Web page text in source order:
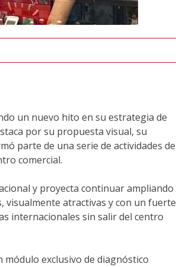
un nuevo hito en su estrategia de
por su propuesta visual, su
parte de una serie de actividades de
comercial.
y proyecta continuar ampliando
visualmente atractivas y con un fuerte
internacionales sin salir del centro
módulo exclusivo de diagnóstico